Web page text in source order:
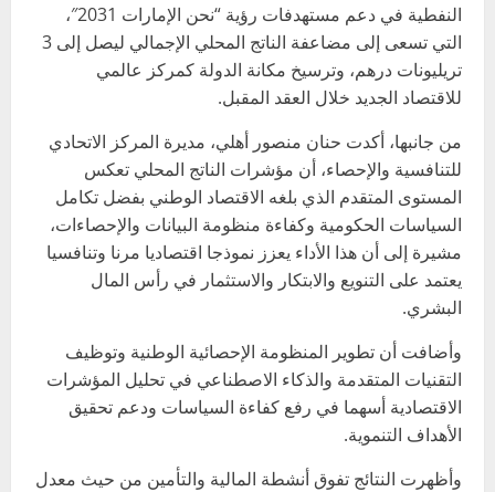
النفطية في دعم مستهدفات رؤية “نحن الإمارات 2031″،
التي تسعى إلى مضاعفة الناتج المحلي الإجمالي ليصل إلى 3
تريليونات درهم، وترسيخ مكانة الدولة كمركز عالمي
للاقتصاد الجديد خلال العقد المقبل.
من جانبها، أكدت حنان منصور أهلي، مديرة المركز الاتحادي
للتنافسية والإحصاء، أن مؤشرات الناتج المحلي تعكس
المستوى المتقدم الذي بلغه الاقتصاد الوطني بفضل تكامل
السياسات الحكومية وكفاءة منظومة البيانات والإحصاءات،
مشيرة إلى أن هذا الأداء يعزز نموذجا اقتصاديا مرنا وتنافسيا
يعتمد على التنويع والابتكار والاستثمار في رأس المال
البشري.
وأضافت أن تطوير المنظومة الإحصائية الوطنية وتوظيف
التقنيات المتقدمة والذكاء الاصطناعي في تحليل المؤشرات
الاقتصادية أسهما في رفع كفاءة السياسات ودعم تحقيق
الأهداف التنموية.
وأظهرت النتائج تفوق أنشطة المالية والتأمين من حيث معدل